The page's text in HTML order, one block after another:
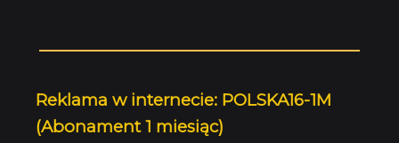
Reklama w internecie: POLSKA16-1M
(Abonament 1 miesiąc)